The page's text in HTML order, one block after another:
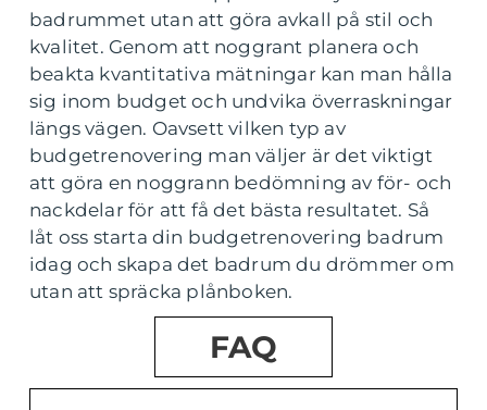
badrummet utan att göra avkall på stil och
kvalitet. Genom att noggrant planera och
beakta kvantitativa mätningar kan man hålla
sig inom budget och undvika överraskningar
längs vägen. Oavsett vilken typ av
budgetrenovering man väljer är det viktigt
att göra en noggrann bedömning av för- och
nackdelar för att få det bästa resultatet. Så
låt oss starta din budgetrenovering badrum
idag och skapa det badrum du drömmer om
utan att spräcka plånboken.
FAQ